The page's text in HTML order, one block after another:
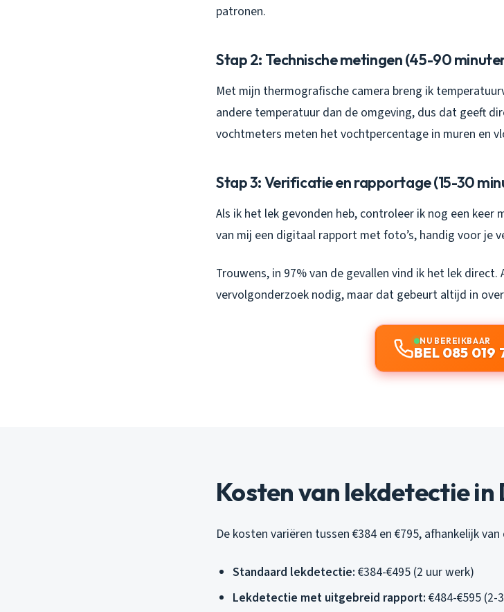
patronen.
Stap 2: Technische metingen (45-90
Met mijn thermografische camera breng ik
andere temperatuur dan de omgeving, dus dat geeft
vochtmeters meten het vochtpercentage in muren en
Stap 3: Verificatie en rapportage (15-30
Als ik het lek gevonden heb, controleer ik nog een
van mij een digitaal rapport met foto’s, handig voor je
Trouwens, in 97% van de gevallen vind ik het lek
vervolgonderzoek nodig, maar dat gebeurt altijd in
NU BEREIKBAAR
BEL 085 019
Kosten van lekdetectie
De kosten variëren tussen €384 en €795, afhankelijk
Standaard lekdetectie: €384-€495 (2 uur werk)
Lekdetectie met uitgebreid rapport: €484-€595 (2-